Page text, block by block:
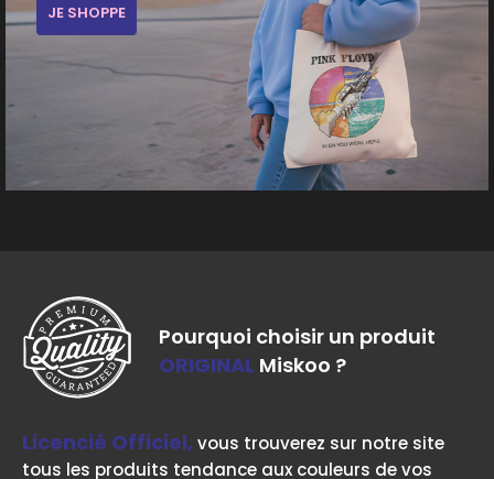
JE SHOPPE
Pourquoi choisir un produit
ORIGINAL Miskoo ?
Licencié Officiel, vous trouverez sur notre site
tous les produits tendance aux couleurs de vos